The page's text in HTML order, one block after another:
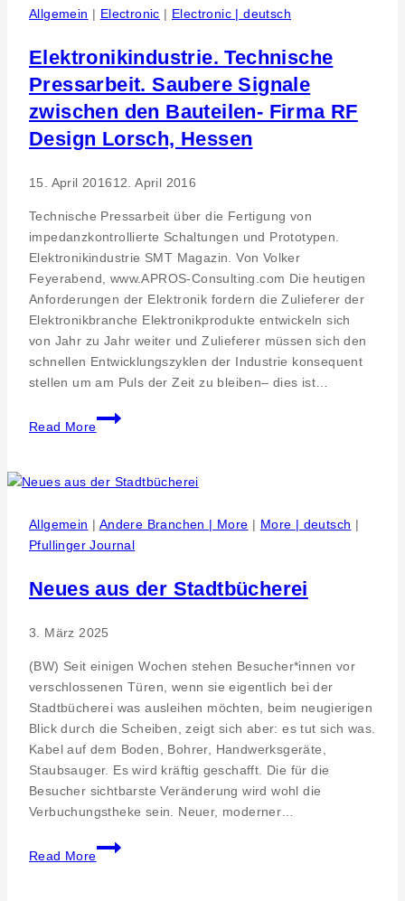
Pflicht
Allgemein | Electronic | Electronic | deutsch
Elektronikindustrie. Technische
Pressarbeit. Saubere Signale
zwischen den Bauteilen- Firma RF
Design Lorsch, Hessen
15. April 201612. April 2016
Technische Pressarbeit über die Fertigung von
impedanzkontrollierte Schaltungen und Prototypen.
Elektronikindustrie SMT Magazin. Von Volker
Feyerabend, www.APROS-Consulting.com Die heutigen
Anforderungen der Elektronik fordern die Zulieferer der
Elektronikbranche Elektronikprodukte entwickeln sich
von Jahr zu Jahr weiter und Zulieferer müssen sich den
schnellen Entwicklungszyklen der Industrie konsequent
stellen um am Puls der Zeit zu bleiben– dies ist…
Read More
Elektronikindustrie.
Technische
Saubere
zwischen
den
Firma
RF
Hessen
Allgemein | Andere Branchen | More | More | deutsch |
Pfullinger Journal
Neues aus der Stadtbücherei
3. März 2025
(BW) Seit einigen Wochen stehen Besucher*innen vor
verschlossenen Türen, wenn sie eigentlich bei der
Stadtbücherei was ausleihen möchten, beim neugierigen
Blick durch die Scheiben, zeigt sich aber: es tut sich was.
Kabel auf dem Boden, Bohrer, Handwerksgeräte,
Staubsauger. Es wird kräftig geschafft. Die für die
Besucher sichtbarste Veränderung wird wohl die
Verbuchungstheke sein. Neuer, moderner…
Read More
Neues
aus